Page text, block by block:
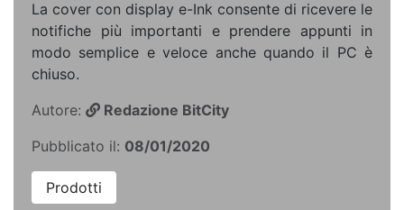
La cover con display e-Ink consente di ricevere le
notifiche più importanti e prendere appunti in
modo semplice e veloce anche quando il PC è
chiuso.
Autore:
Redazione BitCity
Pubblicato il: 08/01/2020
Prodotti